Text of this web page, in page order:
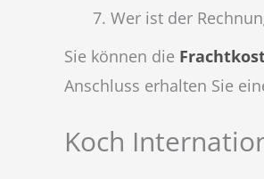
Wer ist der
Sie können die
Anschluss erhalten Sie
Koch